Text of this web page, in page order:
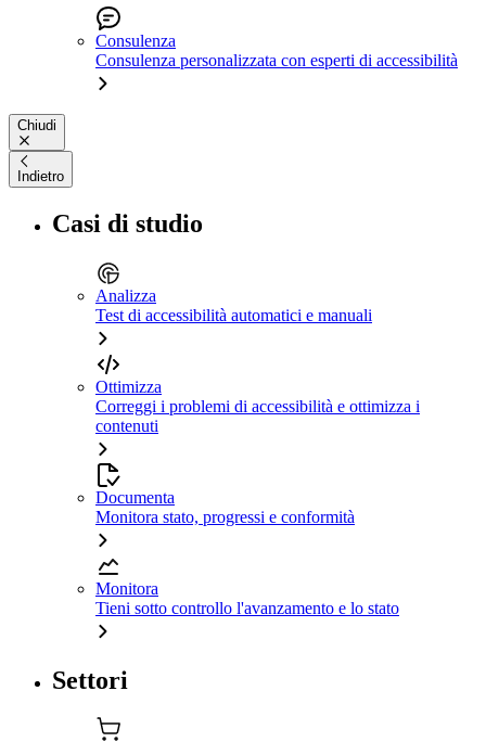
Consulenza
Consulenza personalizzata con esperti di accessibilità
Chiudi
Indietro
Casi di studio
Analizza
Test di accessibilità automatici e manuali
Ottimizza
Correggi i problemi di accessibilità e ottimizza i
contenuti
Documenta
Monitora stato, progressi e conformità
Monitora
Tieni sotto controllo l'avanzamento e lo stato
Settori